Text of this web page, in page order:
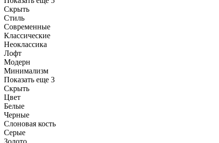
Скрыть
Стиль
Современные
Классические
Неоклассика
Лофт
Модерн
Минимализм
Показать еще 3
Скрыть
Цвет
Белые
Черные
Слоновая кость
Серые